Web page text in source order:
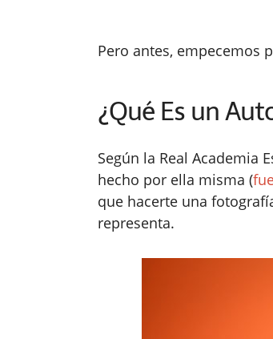
Pero antes, empecemos
¿Qué Es un
Según la Real Academia
hecho por ella misma (
que hacerte una
representa.